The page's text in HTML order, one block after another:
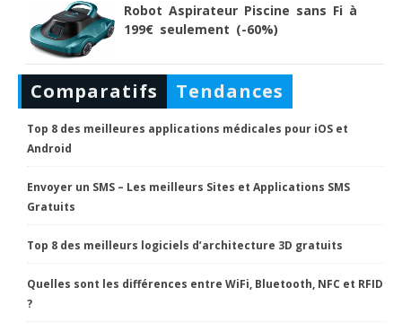
Robot Aspirateur Piscine sans Fi à
199€ seulement (-60%)
Comparatifs Tendances
Top 8 des meilleures applications médicales pour iOS et
Android
Envoyer un SMS – Les meilleurs Sites et Applications SMS
Gratuits
Top 8 des meilleurs logiciels d’architecture 3D gratuits
Quelles sont les différences entre WiFi, Bluetooth, NFC et RFID
?